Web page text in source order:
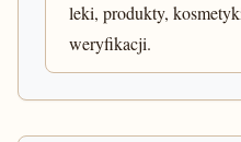
leki, produkty,
weryfikacji.